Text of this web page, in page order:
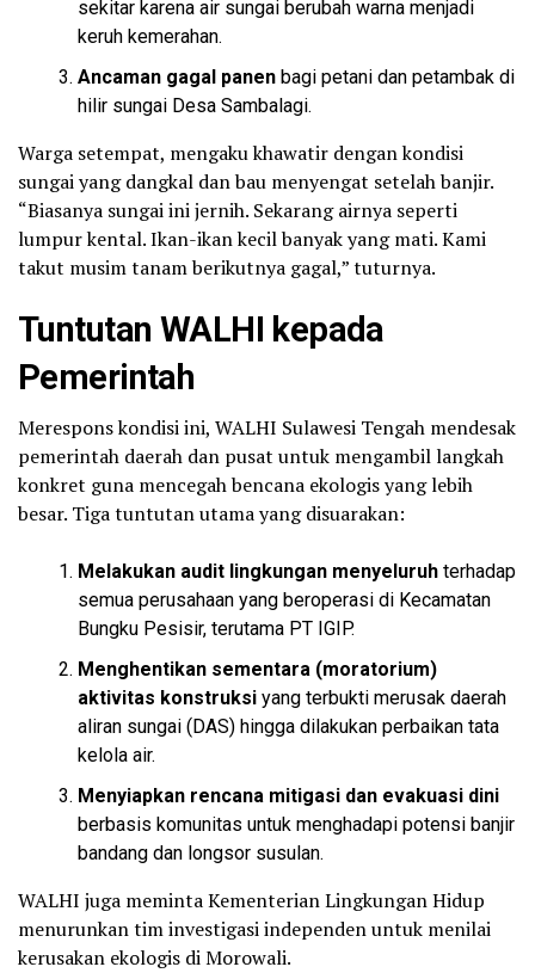
sekitar karena air sungai berubah warna menjadi
keruh kemerahan.
Ancaman gagal panen bagi petani dan petambak di
hilir sungai Desa Sambalagi.
Warga setempat, mengaku khawatir dengan kondisi
sungai yang dangkal dan bau menyengat setelah banjir.
“Biasanya sungai ini jernih. Sekarang airnya seperti
lumpur kental. Ikan-ikan kecil banyak yang mati. Kami
takut musim tanam berikutnya gagal,” tuturnya.
Tuntutan WALHI kepada
Pemerintah
Merespons kondisi ini, WALHI Sulawesi Tengah mendesak
pemerintah daerah dan pusat untuk mengambil langkah
konkret guna mencegah bencana ekologis yang lebih
besar. Tiga tuntutan utama yang disuarakan:
Melakukan audit lingkungan menyeluruh terhadap
semua perusahaan yang beroperasi di Kecamatan
Bungku Pesisir, terutama PT IGIP.
Menghentikan sementara (moratorium)
aktivitas konstruksi yang terbukti merusak daerah
aliran sungai (DAS) hingga dilakukan perbaikan tata
kelola air.
Menyiapkan rencana mitigasi dan evakuasi dini
berbasis komunitas untuk menghadapi potensi banjir
bandang dan longsor susulan.
WALHI juga meminta Kementerian Lingkungan Hidup
menurunkan tim investigasi independen untuk menilai
kerusakan ekologis di Morowali.